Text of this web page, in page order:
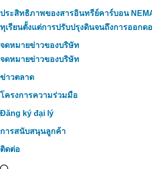
ประสิทธิภาพของสารอินทรีย์คาร์บอน
ทุเรียนตั้งแต่การปรับปรุงดินจนถึงการออกด
จดหมายข่าวของบริษัท
จดหมายข่าวของบริษัท
ข่าวตลาด
โครงการความร่วมมือ
Đăng ký đại lý
การสนับสนุนลูกค้า
ติดต่อ